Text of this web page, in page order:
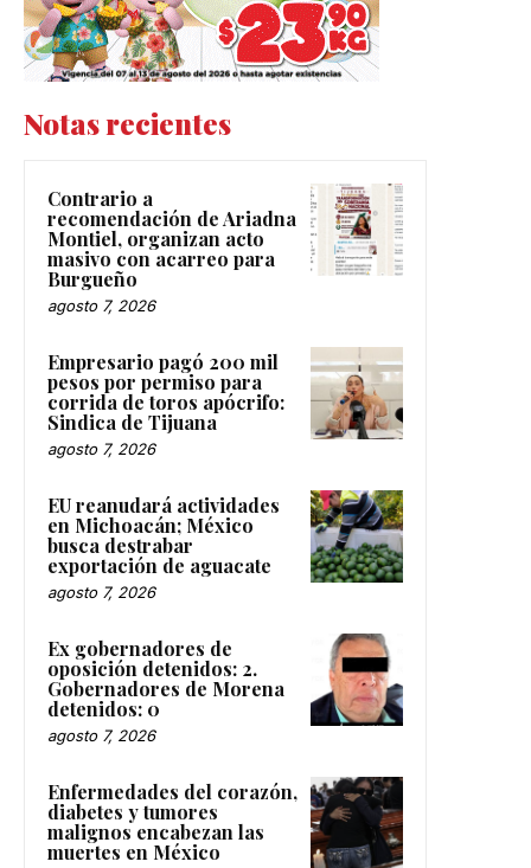
Notas recientes
Contrario a
recomendación de Ariadna
Montiel, organizan acto
masivo con acarreo para
Burgueño
agosto 7, 2026
Empresario pagó 200 mil
pesos por permiso para
corrida de toros apócrifo:
Sindica de Tijuana
agosto 7, 2026
EU reanudará actividades
en Michoacán; México
busca destrabar
exportación de aguacate
agosto 7, 2026
Ex gobernadores de
oposición detenidos: 2.
Gobernadores de Morena
detenidos: 0
agosto 7, 2026
Enfermedades del corazón,
diabetes y tumores
malignos encabezan las
muertes en México